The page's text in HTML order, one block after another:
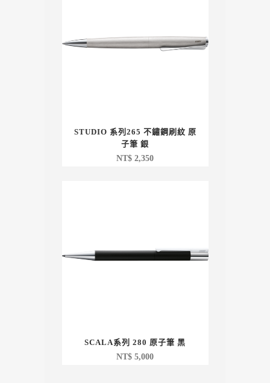
STUDIO 系列265 不鏽鋼刷紋 原
子筆 銀
NT$ 2,350
SCALA系列 280 原子筆 黑
NT$ 5,000